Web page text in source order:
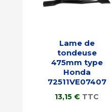
Lame de
tondeuse
475mm type
Honda
72511VE07407
13,15€ TTC